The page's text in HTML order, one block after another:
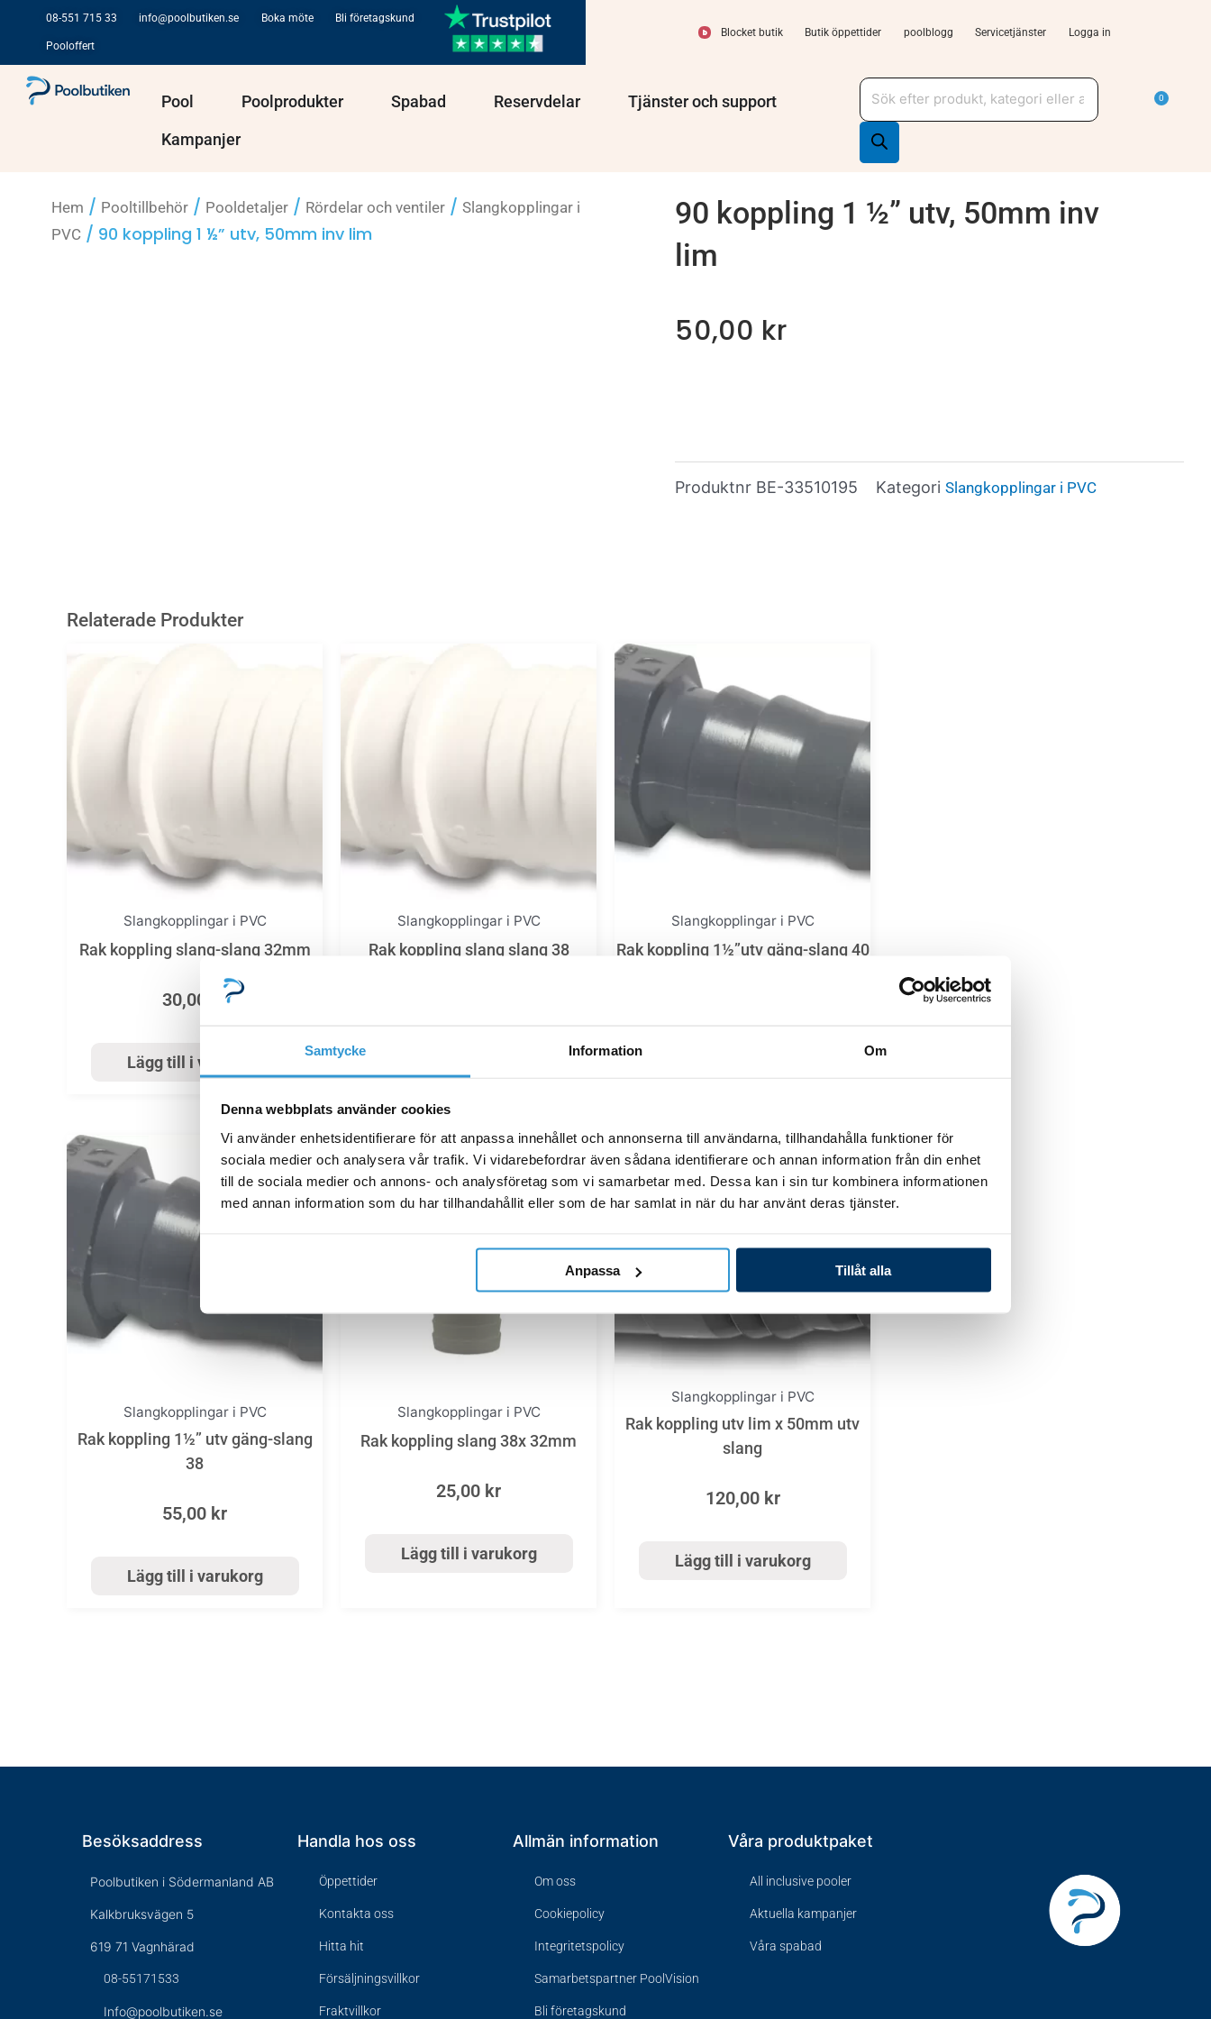
Samtycke Information Om
Denna webbplats använder cookies
Vi använder enhetsidentifierare för att anpassa innehållet och annonserna till användarna, tillhandahålla funktioner för
sociala medier och analysera vår trafik. Vi vidarebefordrar även sådana identifierare och annan information från din enhet
till de sociala medier och annons- och analysföretag som vi samarbetar med. Dessa kan i sin tur kombinera informationen
med annan information som du har tillhandahållit eller som de har samlat in när du har använt deras tjänster.
Anpassa Tillåt alla
innehåll
08-551 715 33 info@poolbutiken.se Boka möte Bli företagskund
Pooloffert
Blocket butik Butik öppettider poolblogg Servicetjänster Logga in
Pool Öppna PoolPoolprodukter Öppna Poolprodukter
Spabad Öppna Spabad
Reservdelar Öppna Reservdelar
Tjänster och support Öppna Tjänster och support
Kampanjer
Produktsökning 0
Hem / Pooltillbehör/ Pooldetaljer/ Rördelar och ventiler/ Slangkopplingar i
PVC/ 90 koppling 1 ½” utv, 50mm inv lim
90 koppling 1 ½” utv, 50mm inv
lim
50,00 kr
Produktnr BE-33510195 Kategori Slangkopplingar i PVC
Relaterade Produkter
Slangkopplingar i PVC
Rak koppling slang-slang 32mm
30,00 kr
Lägg till i varukorg
Slangkopplingar i PVC
Rak koppling slang slang 38
Slangkopplingar i PVC
Rak koppling 1½”utv gäng-slang 40
Slangkopplingar i PVC
Rak koppling 1½” utv gäng-slang
38
55,00 kr
Lägg till i varukorg
Slangkopplingar i PVC
Rak koppling slang 38x 32mm
25,00 kr
Lägg till i varukorg
Slangkopplingar i PVC
Rak koppling utv lim x 50mm utv
slang
120,00 kr
Lägg till i varukorg
Besöksaddress
Poolbutiken i Södermanland AB
Kalkbruksvägen 5
619 71 Vagnhärad
08-55171533
Info@poolbutiken.se
Handla hos oss
Öppettider
Kontakta oss
Hitta hit
Försäljningsvillkor
Fraktvillkor
Allmän information
Om oss
Cookiepolicy
Integritetspolicy
Samarbetspartner PoolVision
Bli företagskund
Våra produktpaket
All inclusive pooler
Aktuella kampanjer
Våra spabad